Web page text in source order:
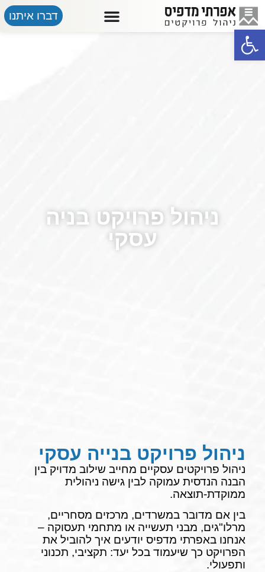
דברו איתנו
ניהול פרויקט בניה
עסקי
ניהול פרויקט בנייה עסקי
ניהול פרויקטים עסקיים מחייב שילוב מדויק בין
הבנה הנדסית עמוקה לבין גישה ניהולית
ממוקדת-תוצאה.
בין אם מדובר במשרדים, מרכזים מסחריים,
מרלו"גים, מבני תעשייה או מתחמי תעסוקה –
אנחנו באפרתי מדפיס יודעים איך להוביל את
הפרויקט כך שיעמוד בכל יעד: תקציבי, תכנוני
ותפעולי.
פתח סרגל נגישות